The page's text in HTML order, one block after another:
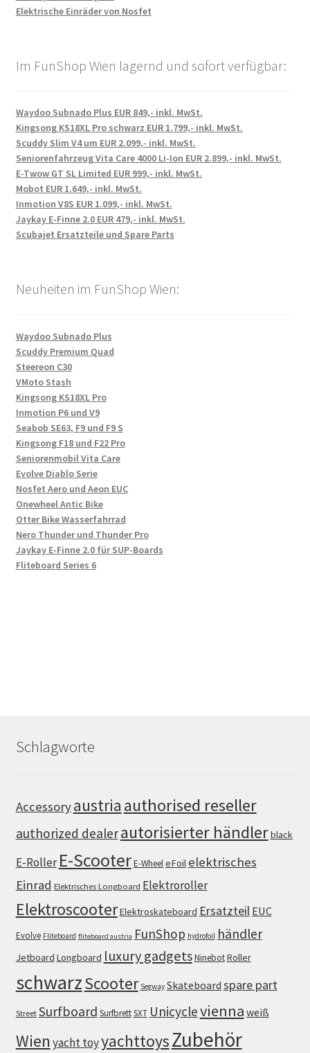
Elektrische Einräder von Nosfet
Im FunShop Wien lagernd und sofort verfügbar:
Waydoo Subnado Plus EUR 849,- inkl. MwSt.
Kingsong KS18XL Pro schwarz EUR 1.799,- inkl. MwSt.
Scuddy Slim V4 um EUR 2.099,- inkl. MwSt.
Seniorenfahrzeug Vita Care 4000 Li-Ion EUR 2.899,- inkl. MwSt.
E-Twow GT SL Limited EUR 999,- inkl. MwSt.
Mobot EUR 1.649,- inkl. MwSt.
Inmotion V8S EUR 1.099,- inkl. MwSt.
Jaykay E-Finne 2.0 EUR 479,- inkl. MwSt.
Scubajet Ersatzteile und Spare Parts
Neuheiten im FunShop Wien:
Waydoo Subnado Plus
Scuddy Premium Quad
Steereon C30
VMoto Stash
Kingsong KS18XL Pro
Inmotion P6 und V9
Seabob SE63, F9 und F9 S
Kingsong F18 und F22 Pro
Seniorenmobil Vita Care
Evolve Diablo Serie
Nosfet Aero und Aeon EUC
Onewheel Antic Bike
Otter Bike Wasserfahrrad
Nero Thunder und Thunder Pro
Jaykay E-Finne 2.0 für SUP-Boards
Fliteboard Series 6
Schlagworte
Accessoryaustria authorised reseller
authorized dealerautorisierter händlerblack
E-Roller E-ScooterE-WheeleFoil elektrisches
Einrad Elektrisches Longboard Elektroroller
ElektroscooterElektroskateboard Ersatzteil EUC
Evolve Fliteboard fliteboard austria FunShop hydrofoil händler
Jetboard Longboard luxury gadgetsNinebotRoller
schwarzScooter Segway Skateboard spare part
Street Surfboard SurfbrettSXT Unicyclevienna weiß
Wien yacht toyyachttoysZubehör